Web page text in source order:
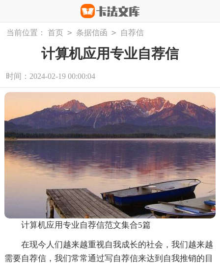
当前位置： 首页 > 条据信函 > 自荐信
计算机应用专业自荐信
时间：2024-02-19 00:00:04
计算机应用专业自荐信范文集合5篇
在现今人们越来越重视自我成长的社会，我们越来越
需要自荐信，我们常常通过写自荐信来达到自我推销的目